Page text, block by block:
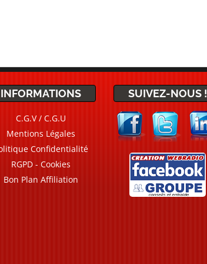
INFORMATIONS
C.G.V / C.G.U
Mentions Légales
Confidentialité
RGPD - Cookies
Bon Plan Affiliation
SUIVEZ-NOUS !